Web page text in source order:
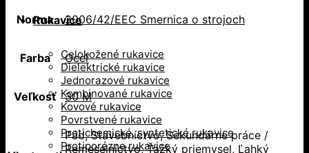
Rukavice
Celokožené rukavice
Dielektrické rukavice
Jednorazové rukavice
Kombinované rukavice
Kovové rukavice
Povrstvené rukavice
Protichemické, syntetické rukavice
Protiporézne rukavice
Norma 2006/42/EEC Smernica o strojoch
Farba Oceľ
Veľkosť 30 M
Pád, Stavebníctvo, Sekundárne práce /
Remeselníctvo, Ťažký priemysel, Ľahký